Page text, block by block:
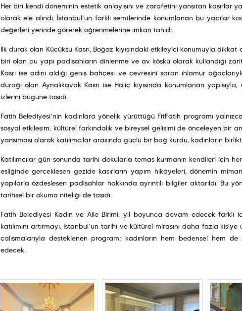
Her biri kendi döneminin estetik anlayışını ve zarafetini yansıtan kasırlar
olarak ele alındı. İstanbul’un farklı semtlerinde konumlanan bu yapılar
değerleri yerinde görerek öğrenmelerine imkan tanıdı.
İlk durak olan Küçüksu Kasrı, Boğaz kıyısındaki etkileyici konumuyla
biri olan bu yapı padişahların dinlenme ve av köşkü olarak kullandığı
Kasrı ise adını aldığı geniş bahçesi ve çevresini saran ıhlamur
durağı olan Aynalıkavak Kasrı ise Haliç kıyısında konumlanan
izlerini bugüne taşıdı.
Fatih Belediyesi’nin kadınlara yönelik yürüttüğü FitFatih programı
sosyal etkileşim, kültürel farkındalık ve bireysel gelişimi de önceleyen bir
yansıması olarak katılımcılar arasında güçlü bir bağ kurdu, kadınların
Katılımcılar gün sonunda tarihî dokularla temas kurmanın kendileri için
eşliğinde gerçekleşen gezide kasırların yapım hikâyeleri, dönemin
yapılarla özdeşleşen padişahlar hakkında ayrıntılı bilgiler aktarıldı. Bu
tarihsel bir okuma niteliği de taşıdı.
Fatih Belediyesi Kadın ve Aile Birimi, yıl boyunca devam edecek farklı
katılımını artırmayı, İstanbul’un tarihî ve kültürel mirasını daha fazla
çalışmalarıyla desteklenen program; kadınların hem bedensel hem
edecek.